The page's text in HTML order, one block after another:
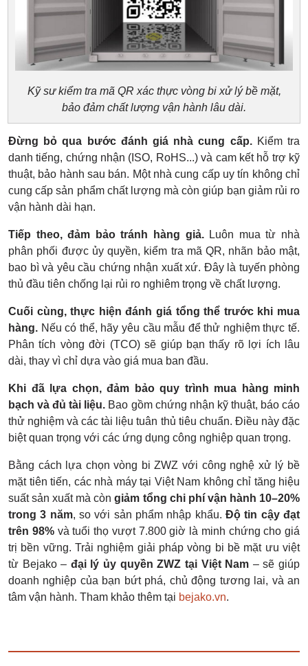
Kỹ sư kiểm tra mã QR xác thực vòng bi xử lý bề mặt,
bảo đảm chất lượng vận hành lâu dài.
Đừng bỏ qua bước đánh giá nhà cung cấp.Kiểm tra
danh tiếng, chứng nhận (ISO, RoHS...) và cam kết hỗ trợ kỹ
thuật, bảo hành sau bán. Một nhà cung cấp uy tín không chỉ
cung cấp sản phẩm chất lượng mà còn giúp bạn giảm rủi ro
vận hành dài hạn.
Tiếp theo, đảm bảo tránh hàng giả.Luôn mua từ nhà
phân phối được ủy quyền, kiểm tra mã QR, nhãn bảo mật,
bao bì và yêu cầu chứng nhận xuất xứ. Đây là tuyến phòng
thủ đầu tiên chống lại rủi ro nghiêm trọng về chất lượng.
Cuối cùng, thực hiện đánh giá tổng thể trước khi mua
hàng. Nếu có thể, hãy yêu cầu mẫu để thử nghiệm thực tế.
Phân tích vòng đời (TCO) sẽ giúp bạn thấy rõ lợi ích lâu
dài, thay vì chỉ dựa vào giá mua ban đầu.
Khi đã lựa chọn, đảm bảo quy trình mua hàng minh
bạch và đủ tài liệu. Bao gồm chứng nhận kỹ thuật, báo cáo
thử nghiệm và các tài liệu tuân thủ tiêu chuẩn. Điều này đặc
biệt quan trọng với các ứng dụng công nghiệp quan trọng.
Bằng cách lựa chọn vòng bi ZWZ với công nghệ xử lý bề
mặt tiên tiến, các nhà máy tại Việt Nam không chỉ tăng hiệu
suất sản xuất mà còngiảm tổng chi phí vận hành 10–20%
trong 3 năm, so với sản phẩm nhập khẩu.Độ tin cậy đạt
trên 98%và tuổi thọ vượt 7.800 giờ là minh chứng cho giá
trị bền vững. Trải nghiệm giải pháp vòng bi bề mặt ưu việt
từ Bejako – đại lý ủy quyền ZWZ tại Việt Nam – sẽ giúp
doanh nghiệp của bạn bứt phá, chủ động tương lai, và an
tâm vận hành. Tham khảo thêm tại bejako.vn.